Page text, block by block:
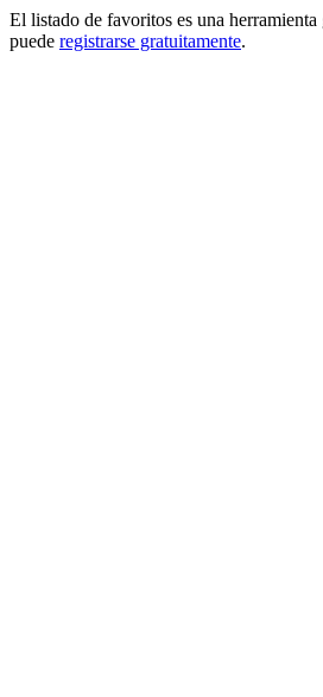
El listado de favoritos es una
puede registrarse gratuitamente.